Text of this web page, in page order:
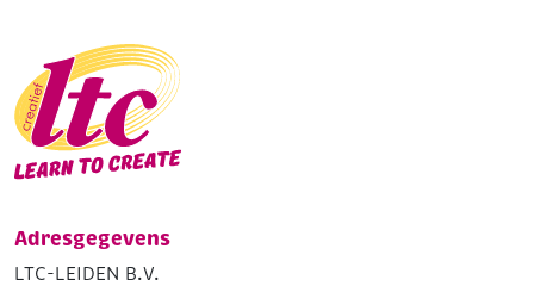
Adresgegevens
LTC-LEIDEN B.V.